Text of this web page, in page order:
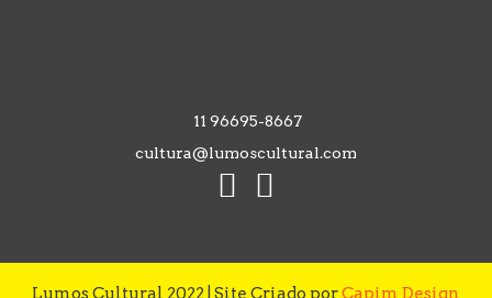
11 96695-8667
cultura@lumoscultural.com
Lumos Cultural 2022 | Site Criado porCapim Design